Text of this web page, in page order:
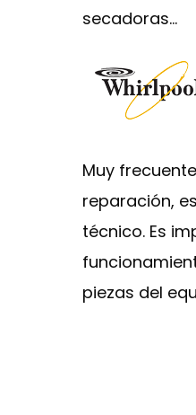
secadoras…
Muy
reparación,
técnico. Es
piezas del